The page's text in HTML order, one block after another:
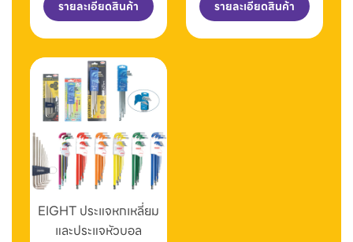
รายละเอียดสินค้า รายละเอียดสินค้า
EIGHT ประแจหกเหลี่ยม
และประแจหัวบอล